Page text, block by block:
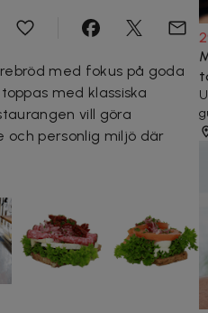
med fokus på goda
med klassiska
vill göra
personlig miljö där